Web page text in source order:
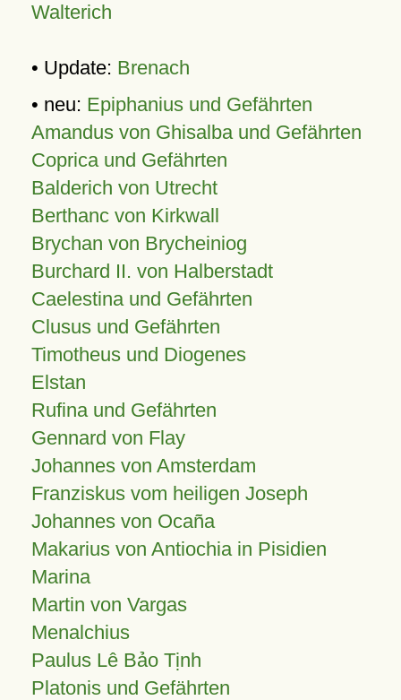
Walterich
• Update: Brenach
• neu: Epiphanius und Gefährten
Amandus von Ghisalba und Gefährten
Coprica und Gefährten
Balderich von Utrecht
Berthanc von Kirkwall
Brychan von Brycheiniog
Burchard II. von Halberstadt
Caelestina und Gefährten
Clusus und Gefährten
Timotheus und Diogenes
Elstan
Rufina und Gefährten
Gennard von Flay
Johannes von Amsterdam
Franziskus vom heiligen Joseph
Johannes von Ocaña
Makarius von Antiochia in Pisidien
Marina
Martin von Vargas
Menalchius
Paulus Lê Bảo Tịnh
Platonis und Gefährten